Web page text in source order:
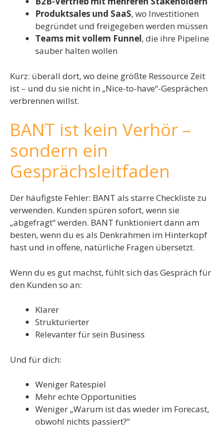
Produktsales und SaaS, wo Investitionen
begründet und freigegeben werden müssen
Teams mit vollem Funnel, die ihre Pipeline
sauber halten wollen
Kurz: überall dort, wo deine größte Ressource Zeit
ist – und du sie nicht in „Nice-to-have“-Gesprächen
verbrennen willst.
BANT ist kein Verhör –
sondern ein
Gesprächsleitfaden
Der häufigste Fehler: BANT als starre Checkliste zu
verwenden. Kunden spüren sofort, wenn sie
„abgefragt“ werden. BANT funktioniert dann am
besten, wenn du es als Denkrahmen im Hinterkopf
hast und in offene, natürliche Fragen übersetzt.
Wenn du es gut machst, fühlt sich das Gespräch für
den Kunden so an:
Klarer
Strukturierter
Relevanter für sein Business
Und für dich:
Weniger Ratespiel
Mehr echte Opportunities
Weniger „Warum ist das wieder im Forecast,
obwohl nichts passiert?“